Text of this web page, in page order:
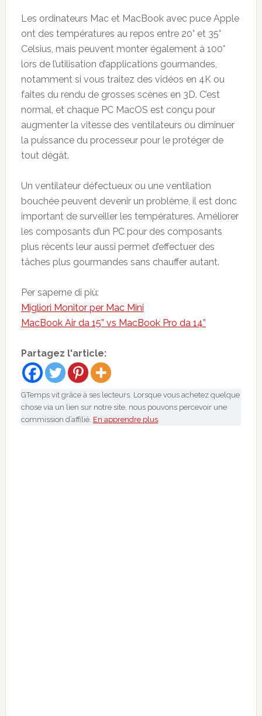
Les ordinateurs Mac et MacBook avec puce Apple
ont des températures au repos entre 20° et 35°
Celsius, mais peuvent monter également à 100°
lors de l’utilisation d’applications gourmandes,
notamment si vous traitez des vidéos en 4K ou
faites du rendu de grosses scènes en 3D. C’est
normal, et chaque PC MacOS est conçu pour
augmenter la vitesse des ventilateurs ou diminuer
la puissance du processeur pour le protéger de
tout dégât.
Un ventilateur défectueux ou une ventilation
bouchée peuvent devenir un problème, il est donc
important de surveiller les températures. Améliorer
les composants d’un PC pour des composants
plus récents leur aussi permet d’effectuer des
tâches plus gourmandes sans chauffer autant.
Per saperne di più:
Migliori Monitor per Mac Mini
MacBook Air da 15” vs MacBook Pro da 14”
Partagez l'article:
GTemps vit grâce à ses lecteurs. Lorsque vous achetez quelque
chose via un lien sur notre site, nous pouvons percevoir une
commission d’affilié. En apprendre plus.